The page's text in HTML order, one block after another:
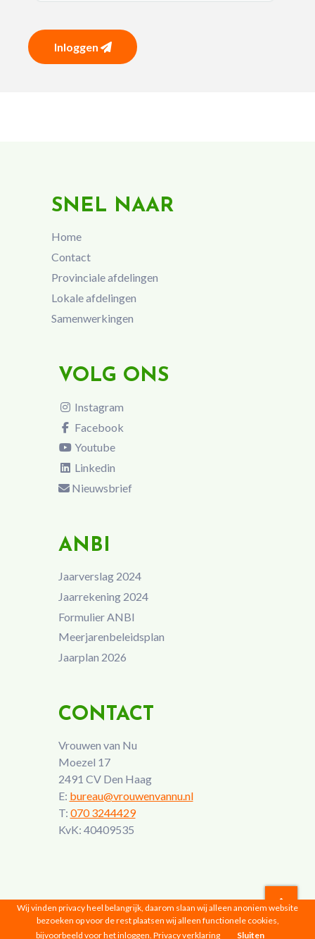
Inloggen
SNEL NAAR
Home
Contact
Provinciale afdelingen
Lokale afdelingen
Samenwerkingen
VOLG ONS
Instagram
Facebook
Youtube
Linkedin
Nieuwsbrief
ANBI
Jaarverslag 2024
Jaarrekening 2024
Formulier ANBI
Meerjarenbeleidsplan
Jaarplan 2026
CONTACT
Vrouwen van Nu
Moezel 17
2491 CV Den Haag
E: bureau@vrouwenvannu.nl
T: 070 3244429
KvK: 40409535
Vrouwen van Nu © 2026 |Privacyverklaring
Wij vinden privacy heel belangrijk, daarom slaan wij alleen anoniem website
bezoeken op voor de rest plaatsen wij alleen functionele cookies,
bijvoorbeeld voor het inloggen. Privacy verklaring Sluiten